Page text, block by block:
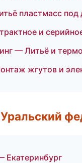
пластмасс под
и
— Литьё и
жгутов и